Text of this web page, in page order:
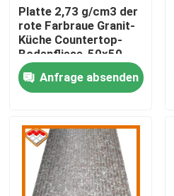
Nach Hause
Über uns
Platte 2,73 g/cm3 der
rote Farbraue Granit-
Küche Countertop-
Bodenfliese-50x50
Anfrage absenden